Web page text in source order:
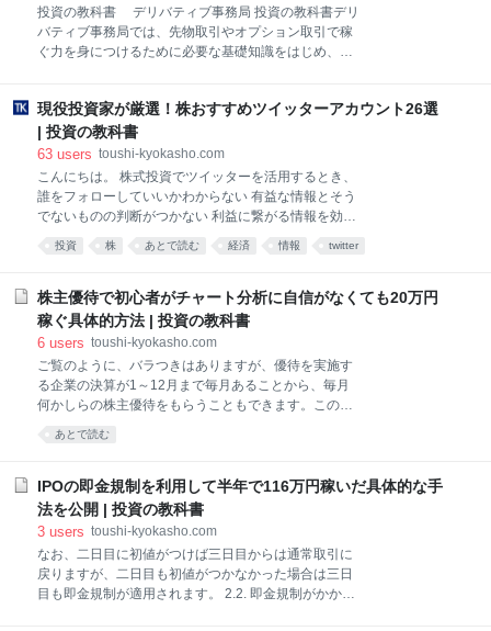
る近道です。 正直投資関連の本は値が張ります。読む
時間もかかります。 しかし、それ以上の価値が必ずあ
ります。 今回の記事では初心者のための知識・テクニ
本の『き』となる入門書を読んだあと、あなたの投資
スタイル（短期？長期？）や投資学習レベルごとにス
テップバイステップで本を紹介させていただきまし
た。 あなたのレベルに合わせて本を読みすすめること
で、株式市場で勝て
投資の教科書 デリバティブ事務局 投資の教科書デリ
バティブ事務局では、先物取引やオプション取引で稼
ぐ力を身につけるために必要な基礎知識をはじめ、実
デルタとは デルタヘッジを学ぶ前提として、まず、
「デルタ」を理解する必要があります。デルタとは、
「原資産の値動きに対して、オプション価格(プレミア
ム)がどの程度変動するか」を示すものです。 そもそ
もオプションは、対象となる資産(原資産)を売り買い
する権利のことです。そのため、オプション価格は原
合いが、どの程度強いのかを表しているのがデルタで
をご覧下さい）。 このデルタの数値は-1～+1の間で動
き、パーセントで表すこともできます。ちなみに、パ
ーセントの
現役投資家が厳選！株おすすめツイッターアカウント26選
| 投資の教科書
63 users toushi-kyokasho.com
こんにちは。 株式投資でツイッターを活用するとき、
誰をフォローしていいかわからない 有益な情報とそう
でないものの判断がつかない 利益に繋がる情報を効率
的に収集したい という悩みを持たれているのではない
でしょうか。 この記事は、あなたがツイッターを使っ
執筆しました。そして、あなたが今よりも株式投資で
利益をあげやすくすることを目指しています。 私は、
株式投資を兼業投資家として約8年、専業投資家とし
ている兼業投資家です。ここでお伝えするツイッター
は全て、私が利益を得るために実際に役立てている厳
選したアカウントたちです。 ぜひ、最後までお読みい
ただき、投資力の向上にお役立てください。 タカシ
資
投資 株 あとで読む 経済 情報 twitter
株主優待で初心者がチャート分析に自信がなくても20万円
稼ぐ具体的方法 | 投資の教科書
6 users toushi-kyokasho.com
ご覧のように、バラつきはありますが、優待を実施す
る企業の決算が1～12月まで毎月あることから、毎月
何かしらの株主優待をもらうこともできます。このこ
とは、次の章で説明する、私の手法でも大事なポイン
トになりますので、覚えておいて下さいね。 3. 株主優
でで、株主優待がどのようなものかは分かりました
ね。 ここからは、当記事の本題である「株主優待を利
用して、チャート分析が苦手な初心者でも20万円稼ぐ
かもしれませんが、積み重ねていけば大きな利益にな
りますので、ぜひ真似してみて下さいね。 3.1. 株主優
待の先回り買いとは 株主優待を実施している企業の株
あとで読む
IPOの即金規制を利用して半年で116万円稼いだ具体的な手
法を公開 | 投資の教科書
3 users toushi-kyokasho.com
なお、二日目に初値がつけば三日目からは通常取引に
戻りますが、二日目も初値がつかなかった場合は三日
目も即金規制が適用されます。 2.2. 即金規制がかかる